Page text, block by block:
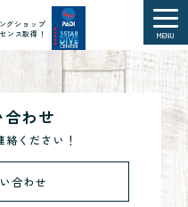
グショップ
ンス取得！
MENU
わせ
絡ください！
合わせ